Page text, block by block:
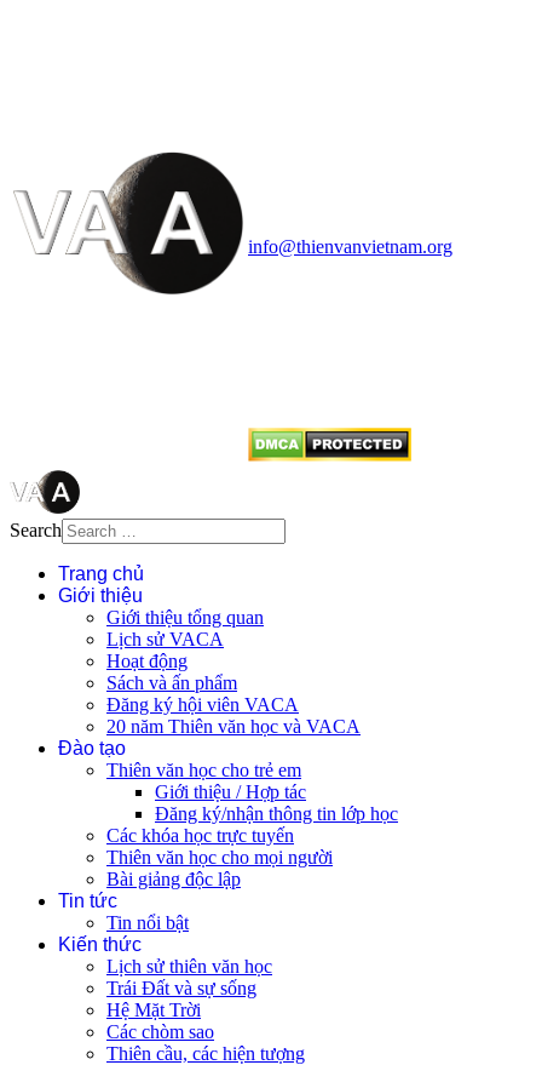
info@thienvanvietnam.org
Search
Trang chủ
Giới thiệu
Giới thiệu tổng quan
Lịch sử VACA
Hoạt động
Sách và ấn phẩm
Đăng ký hội viên VACA
20 năm Thiên văn học và VACA
Đào tạo
Thiên văn học cho trẻ em
Giới thiệu / Hợp tác
Đăng ký/nhận thông tin lớp học
Các khóa học trực tuyến
Thiên văn học cho mọi người
Bài giảng độc lập
Tin tức
Tin nổi bật
Kiến thức
Lịch sử thiên văn học
Trái Đất và sự sống
Hệ Mặt Trời
Các chòm sao
Thiên cầu, các hiện tượng